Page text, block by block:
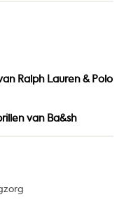
Ralph Lauren & Polo
van Ba&sh